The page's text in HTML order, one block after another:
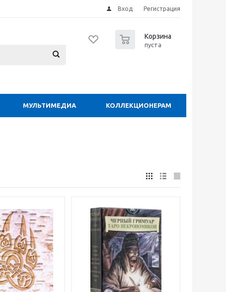
Вход Регистрация
Корзина
пуста
МУЛЬТИМЕДИА КОЛЛЕКЦИОНЕРАМ